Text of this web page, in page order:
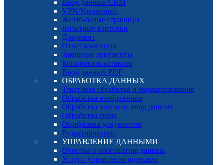
Ввод данных CRM
VPN/Удаленный
Желто-белые страницы
Визитные карточки
Документ
Отчет компании
Законные документы
Копировать вставить
Ввод данных PDF
ОБРАБОТКА ДАННЫХ
Текстовая обработка и форматирование
Обработка изображения
Обработка заказа на ввод данных
Обработка форм
Оцифровка документов
Редактирование
УПРАВЛЕНИЕ ДАННЫМИ
Очистка и обогащение данных
Услуги управления адресами